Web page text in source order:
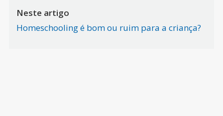
Neste artigo
Homeschooling é bom ou ruim para a criança?